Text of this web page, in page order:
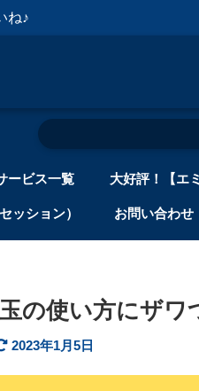
ね♪
ービス一覧 大好評！【エ
ッション） お問い合わせ
の使い方にザワ
2023年1月5日